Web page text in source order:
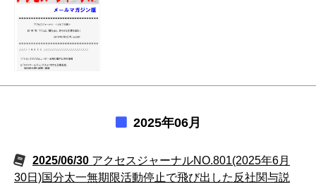
2025年06月
2025/06/30 アクセスジャーナルNO.801(2025年6月
30日)国分太一無期限活動停止で飛び出した反社関与説